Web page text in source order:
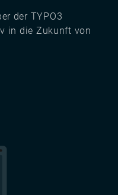
der TYPO3
in die Zukunft von